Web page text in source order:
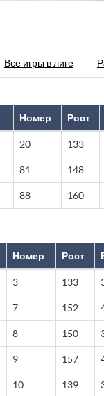
Все игры в лиге
Номер Рост
20 133
81 148
88 160
Номер Рост
3 133
7 152
8 150
9 157
10 139